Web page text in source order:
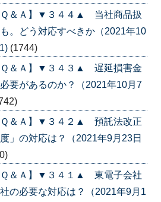
Ｑ＆Ａ】▼３４４▲ 当社商品扱
。どう対応すべきか（2021年10
(1744)
Ｑ＆Ａ】▼３４３▲ 遅延損害金
要があるのか？（2021年10月7
Ｑ＆Ａ】▼３４２▲ 預託法改正
」の対応は？（2021年9月23日
Ｑ＆Ａ】▼３４１▲ 東電子会社
の必要な対応は？（2021年9月1